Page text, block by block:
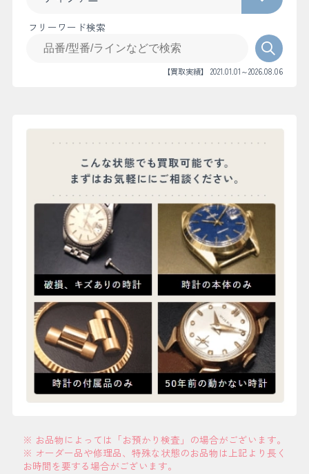
フリーワード検索
【買取実績】 2021.01.01～2026.08.06
※ お品物によっては「お預かり検査」の場合がございます。
※ オーダー品や修理品、特殊な状態のお品物は上記より長く
お時間を要する場合がございます。